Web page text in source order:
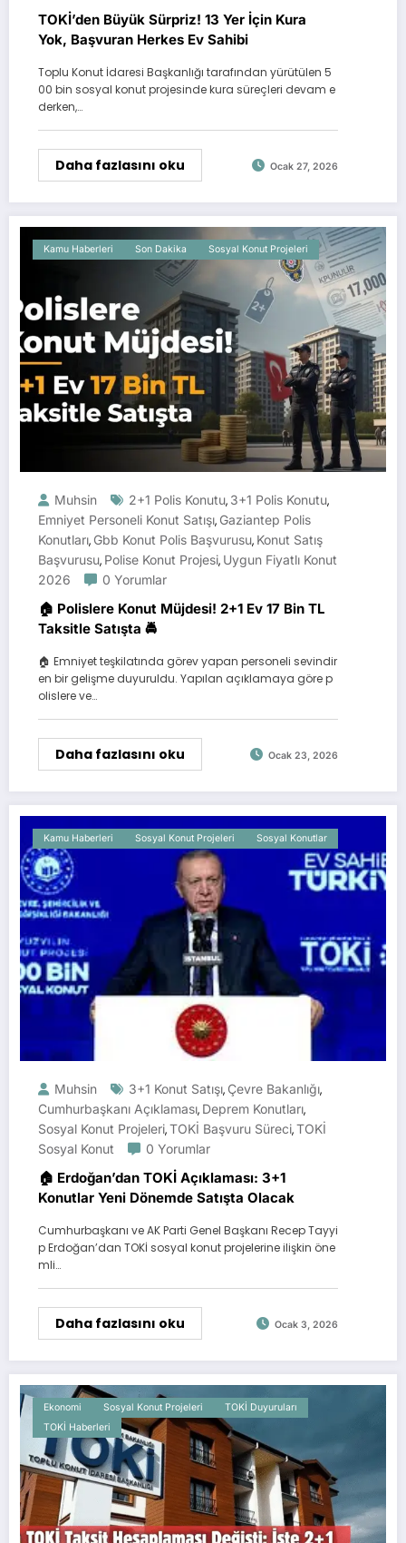
TOKİ’den Büyük Sürpriz! 13 Yer İçin Kura
Yok, Başvuran Herkes Ev Sahibi
Toplu Konut İdaresi Başkanlığı tarafından yürütülen 5
00 bin sosyal konut projesinde kura süreçleri devam e
derken,…
Daha fazlasını oku Ocak 27, 2026
Kamu Haberleri Son Dakika Sosyal Konut Projeleri
Muhsin 2+1 Polis Konutu, 3+1 Polis Konutu,
Emniyet Personeli Konut Satışı, Gaziantep Polis
Konutları, Gbb Konut Polis Başvurusu, Konut Satış
Başvurusu, Polise Konut Projesi, Uygun Fiyatlı Konut
2026
0 Yorumlar
🏠 Polislere Konut Müjdesi! 2+1 Ev 17 Bin TL
Taksitle Satışta 🚔
🏠 Emniyet teşkilatında görev yapan personeli sevindir
en bir gelişme duyuruldu. Yapılan açıklamaya göre p
olislere ve…
Daha fazlasını oku Ocak 23, 2026
Kamu Haberleri Sosyal Konut Projeleri Sosyal Konutlar
Muhsin 3+1 Konut Satışı, Çevre Bakanlığı,
Cumhurbaşkanı Açıklaması, Deprem Konutları,
Sosyal Konut Projeleri,TOKİ Başvuru Süreci,TOKİ
Sosyal Konut
0 Yorumlar
🏠 Erdoğan’dan TOKİ Açıklaması: 3+1
Konutlar Yeni Dönemde Satışta Olacak
Cumhurbaşkanı ve AK Parti Genel Başkanı Recep Tayyi
p Erdoğan’dan TOKİ sosyal konut projelerine ilişkin öne
mli…
Daha fazlasını oku Ocak 3, 2026
Ekonomi Sosyal Konut Projeleri
TOKİ Duyuruları
TOKİ Haberleri